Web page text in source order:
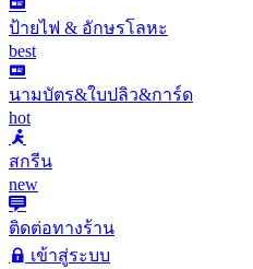
ป้ายไฟ & อักษรโลหะ
best
นามบัตร&ใบปลิว&การ์ด
hot
สกรีน
new
ติดต่อทางร้าน
เข้าสู่ระบบ